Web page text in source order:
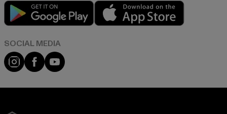
Play market
App store
Instagram
FacebookYouTube